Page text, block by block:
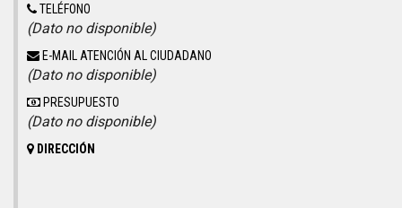
TELÉFONO
(Dato no disponible)
E-MAIL ATENCIÓN AL CIUDADANO
(Dato no disponible)
PRESUPUESTO
(Dato no disponible)
DIRECCIÓN